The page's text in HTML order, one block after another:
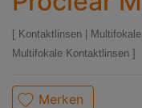
Kontaktlinsen
Multifokale Kontaktlinsen
Merken